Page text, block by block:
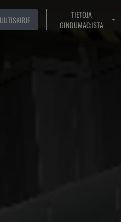
UUTISKIRJE
TIETOJA
GINDUMAC:ISTA